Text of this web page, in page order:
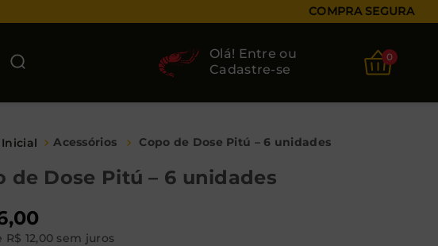
COMPRA SEGURA
Olá! Entre ou
Cadastre-se
0
Acessórios Copo de Dose Pitú – 6 unidades
de Dose Pitú – 6 unidades
,00
R$ 12,00 sem juros